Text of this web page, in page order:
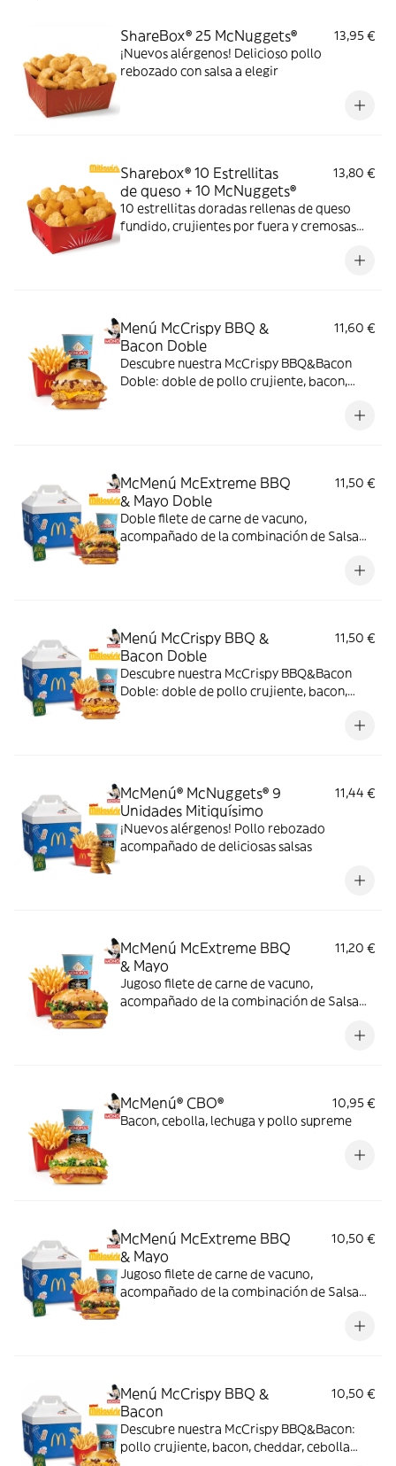
ShareBox® 25 McNuggets®
13,95 €
¡Nuevos alérgenos! Delicioso pollo
rebozado con salsa a elegir
Sharebox® 10 Estrellitas
de queso + 10 McNuggets®
13,80 €
10 estrellitas doradas rellenas de queso
fundido, crujientes por fuera y cremosas
Menú McCrispy BBQ &
Bacon Doble
11,60 €
Descubre nuestra McCrispy BBQ&Bacon
Doble: doble de pollo crujiente, bacon,
McMenú McExtreme BBQ
& Mayo Doble
11,50 €
Doble filete de carne de vacuno,
acompañado de la combinación de Salsa
doble de cheddar, lechuga fresca y tiras de
Menú McCrispy BBQ &
Bacon Doble
11,50 €
Descubre nuestra McCrispy BBQ&Bacon
Doble: doble de pollo crujiente, bacon,
McMenú® McNuggets® 9
Unidades Mitiquísimo
11,44 €
¡Nuevos alérgenos! Pollo rebozado
acompañado de deliciosas salsas
McMenú McExtreme BBQ
& Mayo
11,20 €
Jugoso filete de carne de vacuno,
acompañado de la combinación de Salsa
doble de cheddar, lechuga fresca y tiras de
McMenú® CBO®
10,95 €
Bacon, cebolla, lechuga y pollo supreme
McMenú McExtreme BBQ
& Mayo
10,50 €
Jugoso filete de carne de vacuno,
acompañado de la combinación de Salsa
doble de cheddar, lechuga fresca y tiras de
Menú McCrispy BBQ &
Bacon
10,50 €
Descubre nuestra McCrispy BBQ&Bacon:
pollo crujiente, bacon, cheddar, cebolla